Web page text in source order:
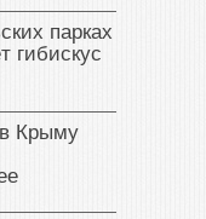
парках
гибискус
Крыму